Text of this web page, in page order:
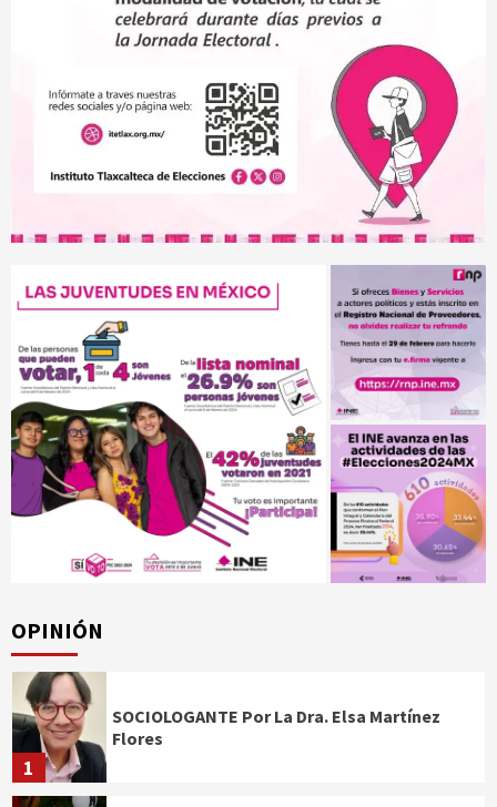
OPINIÓN
1
SOCIOLOGANTE Por La Dra. Elsa Martínez
Flores